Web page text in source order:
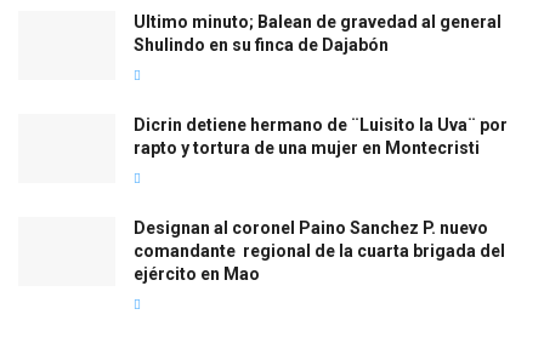
Ultimo minuto; Balean de gravedad al general
Shulindo en su finca de Dajabón
Dicrin detiene hermano de ¨Luisito la Uva¨ por
rapto y tortura de una mujer en Montecristi
Designan al coronel Paino Sanchez P. nuevo
comandante regional de la cuarta brigada del
ejército en Mao